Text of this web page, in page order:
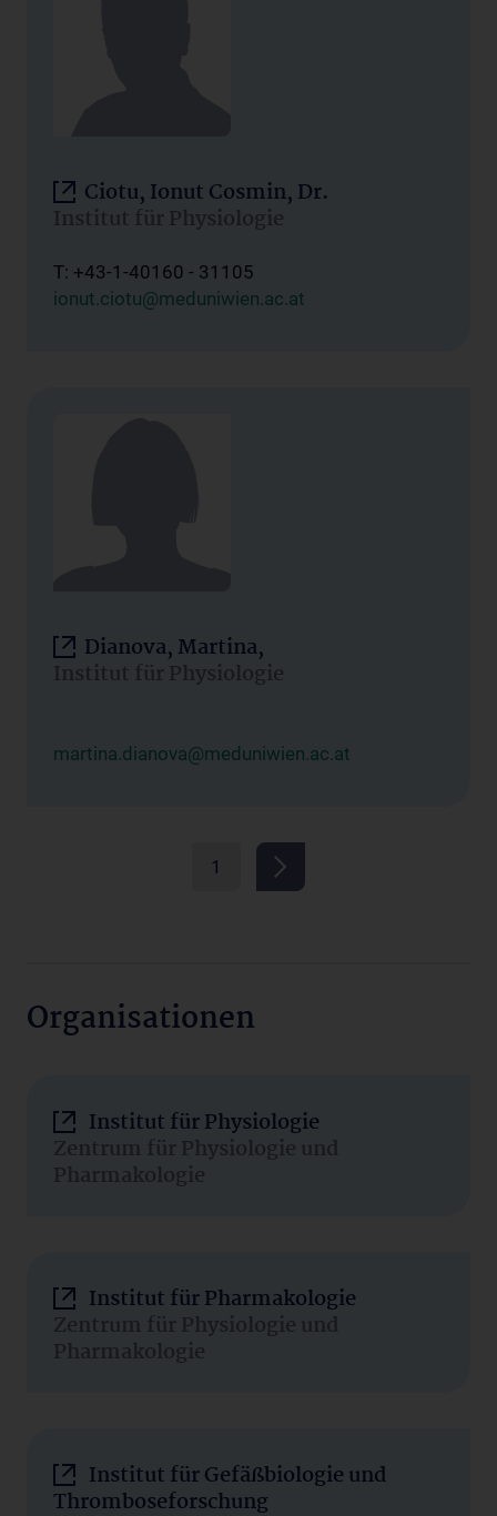
Ciotu, Ionut Cosmin, Dr.
Institut für Physiologie
T: +43-1-40160 - 31105
ionut.ciotu@meduniwien.ac.at
Dianova, Martina,
Institut für Physiologie
martina.dianova@meduniwien.ac.at
1
Organisationen
Institut für Physiologie
Zentrum für Physiologie und
Pharmakologie
Institut für Pharmakologie
Zentrum für Physiologie und
Pharmakologie
Institut für Gefäßbiologie und
Thromboseforschung